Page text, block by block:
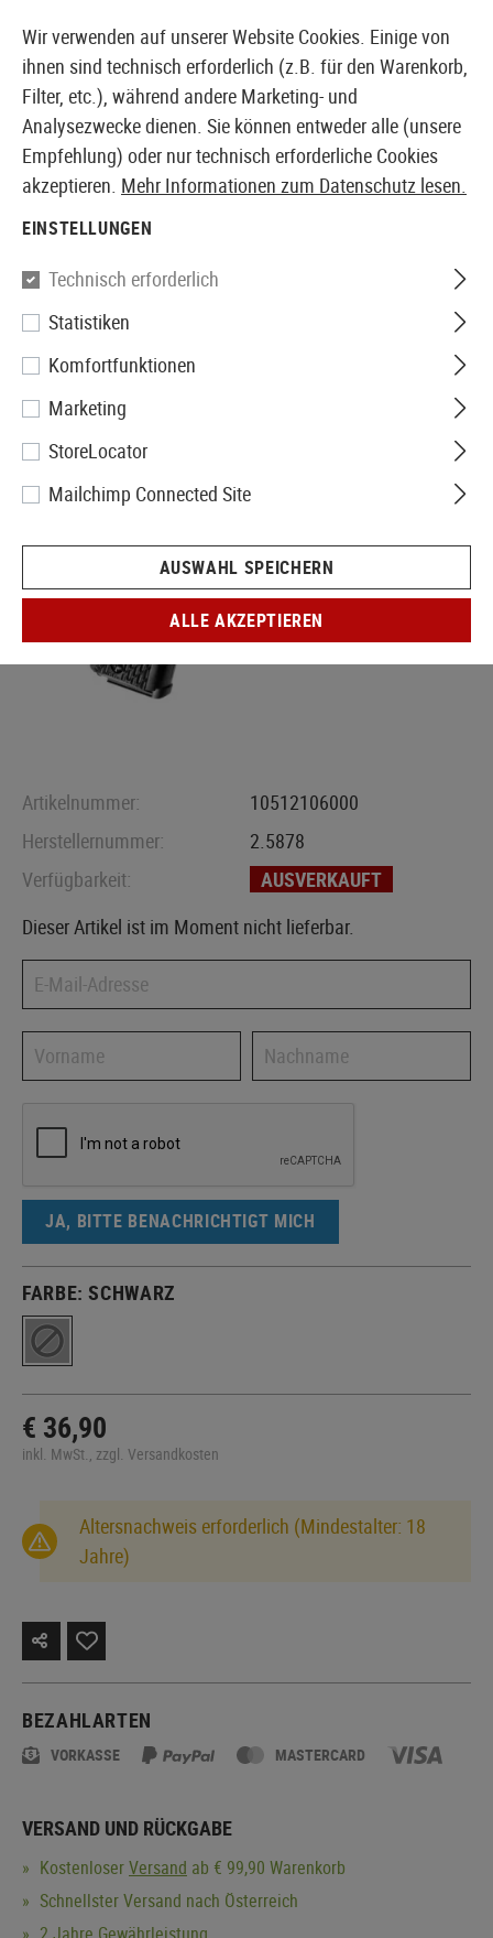
EUROPÄISCHER AIRSOFT SHOP & GROßHÄNDLER
Browning
M1911 Heavy Metal Spring Gun
Artikelnummer:
10512106000
Herstellernummer:
2.5878
Verfügbarkeit:
AUSVERKAUFT
Dieser Artikel ist im Moment nicht lieferbar.
JA, BITTE BENACHRICHTIGT MICH
FARBE:SCHWARZ
€ 36,90
inkl. MwSt., zzgl. Versandkosten
Altersnachweis erforderlich (Mindestalter: 18
Jahre)
BEZAHLARTEN
VORKASSE MASTERCARD
VERSAND UND RÜCKGABE
KostenloserVersand ab € 99,90 Warenkorb
Schnellster Versand nach Österreich
Wir verwenden auf unserer Website Cookies. Einige von
ihnen sind technisch erforderlich (z.B. für den Warenkorb,
Filter, etc.), während andere Marketing- und
Analysezwecke dienen. Sie können entweder alle (unsere
Empfehlung) oder nur technisch erforderliche Cookies
akzeptieren. Mehr Informationen zum Datenschutz lesen.
EINSTELLUNGEN
Technisch erforderlich
Statistiken
Komfortfunktionen
Marketing
StoreLocator
Mailchimp Connected Site
AUSWAHL SPEICHERN
ALLE AKZEPTIEREN